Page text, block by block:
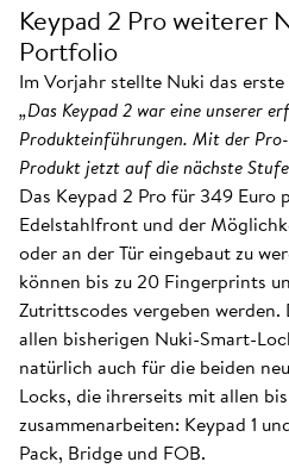
Keypad 2 Pro weiterer
Portfolio
Im Vorjahr stellte Nuki das
„Das Keypad 2 war eine unserer
Produkteinführungen. Mit der
Produkt jetzt auf die nächste
Das Keypad 2 Pro für 349
Edelstahlfront und der
oder an der Tür eingebaut zu
können bis zu 20 Fingerprints
Zutrittscodes vergeben
allen bisherigen Nuki-Smart-
natürlich auch für die beiden
Locks, die ihrerseits mit allen
zusammenarbeiten: Keypad 1
Pack, Bridge und FOB.